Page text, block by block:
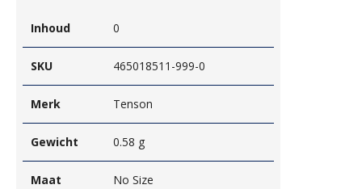
Inhoud 0
SKU 465018511-999-0
Merk Tenson
Gewicht 0.58 g
Maat No Size